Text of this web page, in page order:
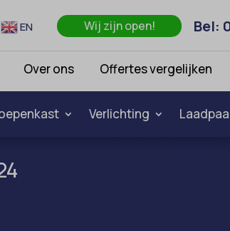
Bel:
Wij zijn open!
EN
Over ons Offertes vergelijken
Verlichting